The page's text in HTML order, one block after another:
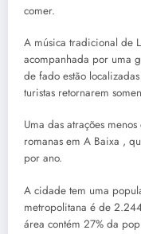
comer.
A música tradicional de
acompanhada por uma
de fado estão
turistas retornarem
Uma das atrações
romanas em A Baixa ,
por ano.
A cidade tem uma
metropolitana é de
área contém 27% da